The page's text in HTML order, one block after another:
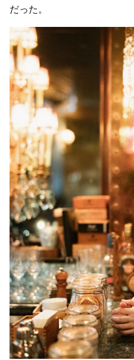
だった。